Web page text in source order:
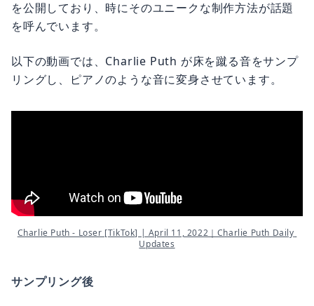
を公開しており、時にそのユニークな制作方法が話題
を呼んでいます。
以下の動画では、Charlie Puth が床を蹴る音をサンプ
リングし、ピアノのような音に変身させています。
Charlie Puth - Loser [TikTok] | April 11, 2022｜Charlie Puth Daily
Updates
サンプリング後